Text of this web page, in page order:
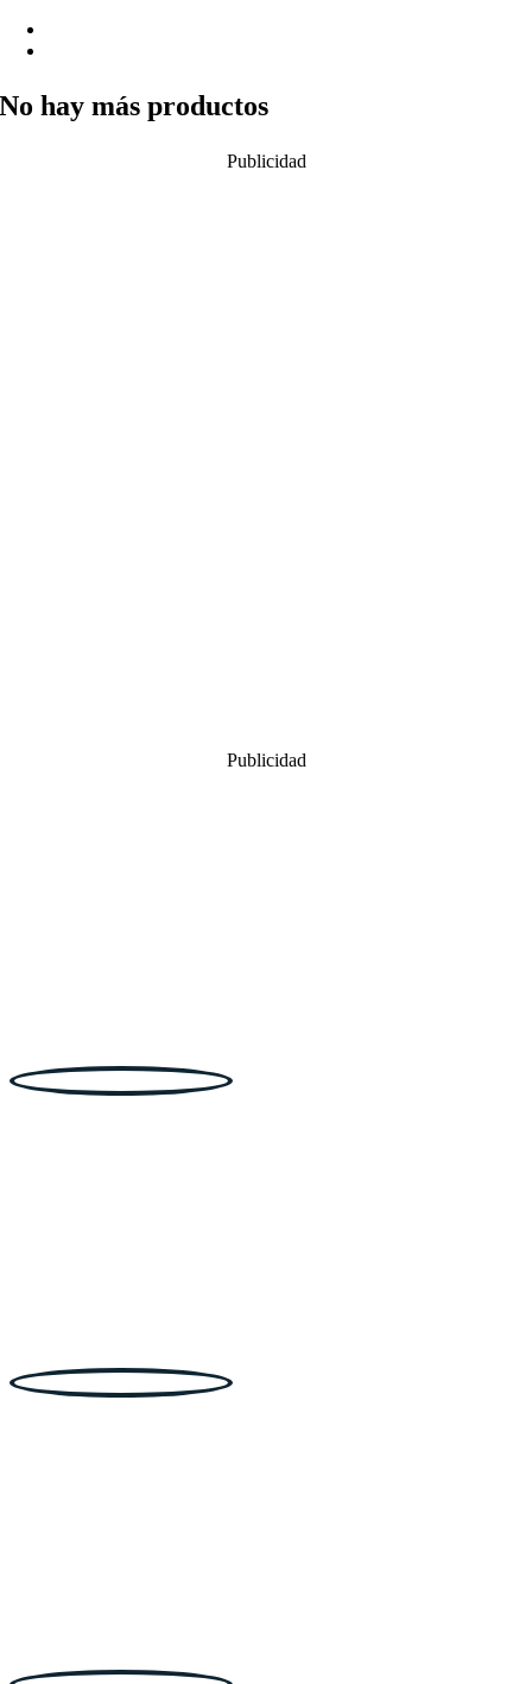
No hay más productos
Publicidad
Publicidad